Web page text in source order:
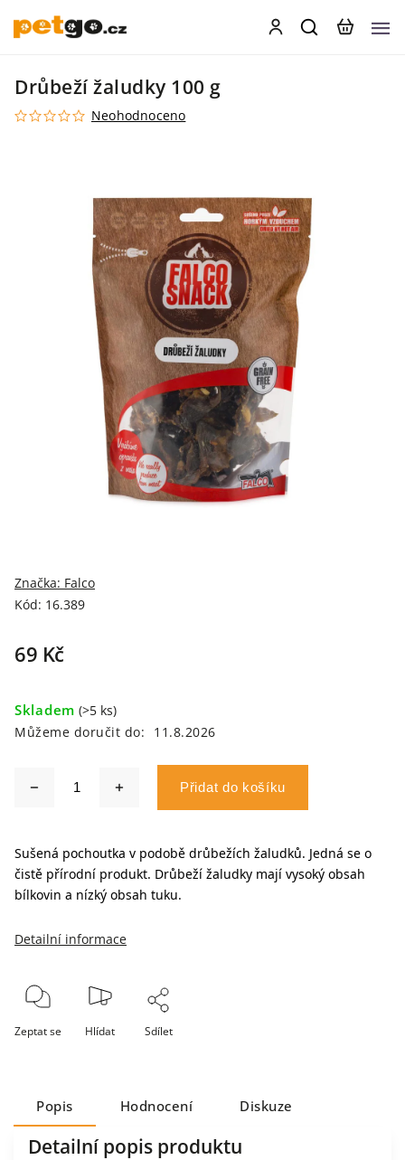
Drůbeží žaludky 100 g
Neohodnoceno
Kód: 16.389
Značka: Falco
69 Kč
Skladem (>5 ks)
Můžeme doručit do:
11.8.2026
Přidat do košíku
Sušená pochoutka v podobě drůbežích žaludků. Jedná se o
čistě přírodní produkt. Drůbeží žaludky mají vysoký obsah
bílkovin a nízký obsah tuku.
Detailní informace
Zeptat se Hlídat Sdílet
Popis Hodnocení Diskuze
Detailní popis produktu